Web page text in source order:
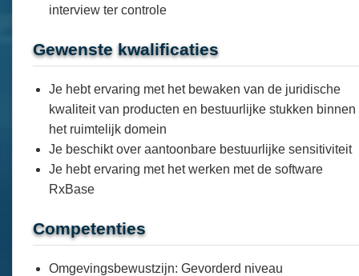
interview ter controle
Gewenste kwalificaties
Je hebt ervaring met het bewaken van de juridische
kwaliteit van producten en bestuurlijke stukken binnen
het ruimtelijk domein
Je beschikt over aantoonbare bestuurlijke sensitiviteit
Je hebt ervaring met het werken met de software
RxBase
Competenties
Omgevingsbewustzijn: Gevorderd niveau